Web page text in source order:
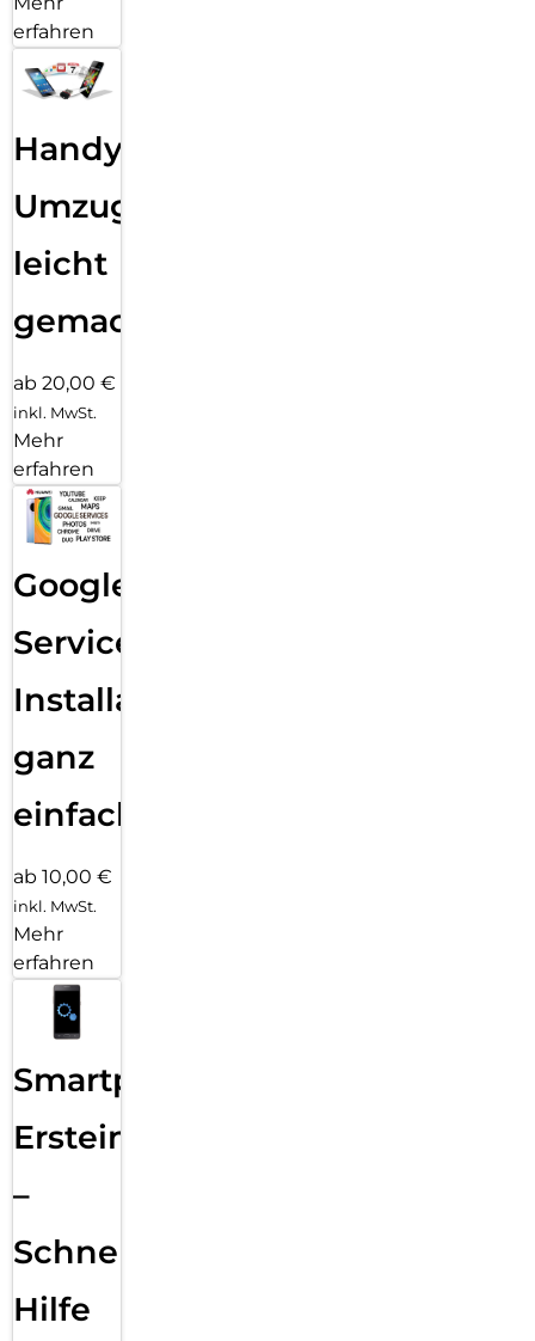
erfahren
Handy
Umzug
leicht
gemacht!
ab 20,00 €
inkl. MwSt.
Mehr
erfahren
Google
Services
Installation
ganz
einfach
ab 10,00 €
inkl. MwSt.
Mehr
erfahren
Smartphone
Ersteinrichtung
–
Schnelle
Hilfe